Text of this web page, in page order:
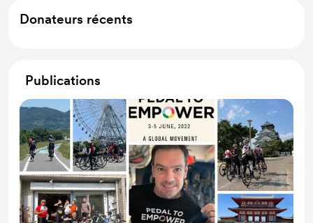
Donateurs récents
Publications